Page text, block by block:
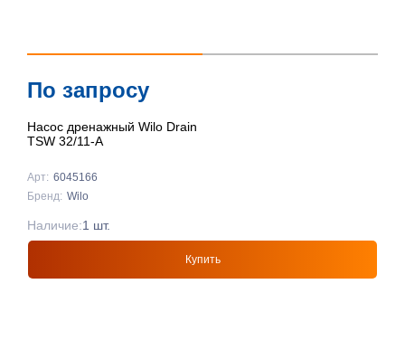
По запросу
Насос дренажный Wilo Drain
TSW 32/11-A
Арт: 6045166
Бренд: Wilo
Купить
Наличие:1 шт.